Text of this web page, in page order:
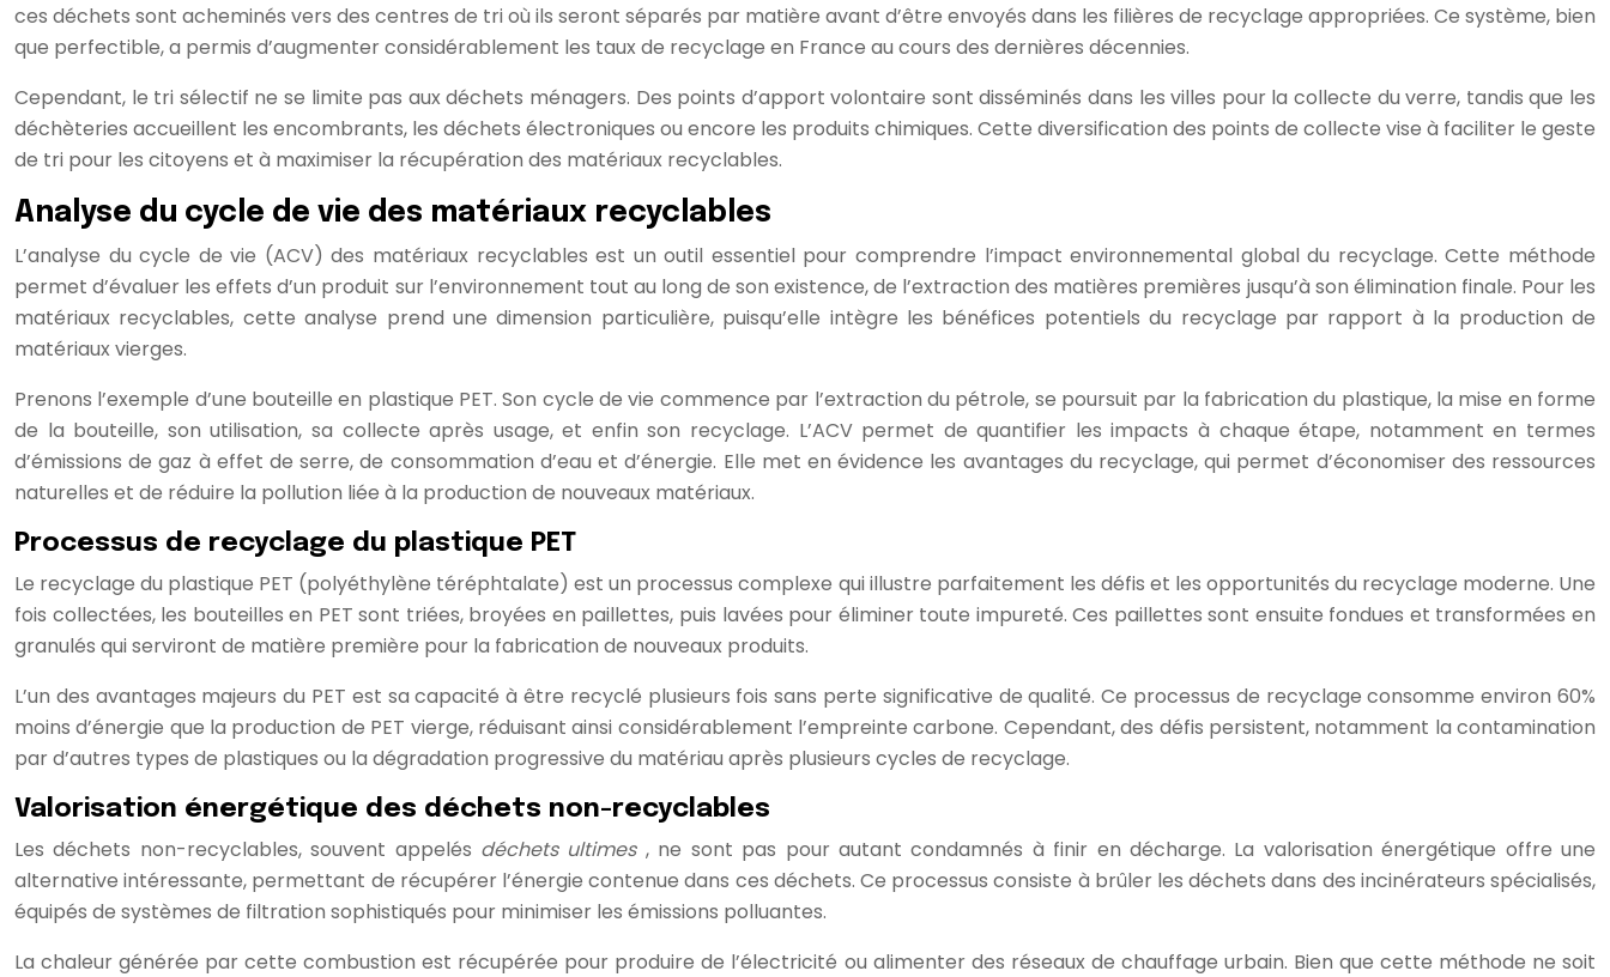
ces déchets sont acheminés vers des centres de tri où ils seront séparés par matière avant d’être envoyés dans les filières de recyclage appropriées. Ce système, bien
que perfectible, a permis d’augmenter considérablement les taux de recyclage en France au cours des dernières décennies.
Cependant, le tri sélectif ne se limite pas aux déchets ménagers. Des points d’apport volontaire sont disséminés dans les villes pour la collecte du verre, tandis que les
déchèteries accueillent les encombrants, les déchets électroniques ou encore les produits chimiques. Cette diversification des points de collecte vise à faciliter le geste
de tri pour les citoyens et à maximiser la récupération des matériaux recyclables.
Analyse du cycle de vie des matériaux recyclables
L’analyse du cycle de vie (ACV) des matériaux recyclables est un outil essentiel pour comprendre l’impact environnemental global du recyclage. Cette méthode
permet d’évaluer les effets d’un produit sur l’environnement tout au long de son existence, de l’extraction des matières premières jusqu’à son élimination finale. Pour les
matériaux recyclables, cette analyse prend une dimension particulière, puisqu’elle intègre les bénéfices potentiels du recyclage par rapport à la production de
matériaux vierges.
Prenons l’exemple d’une bouteille en plastique PET. Son cycle de vie commence par l’extraction du pétrole, se poursuit par la fabrication du plastique, la mise en forme
de la bouteille, son utilisation, sa collecte après usage, et enfin son recyclage. L’ACV permet de quantifier les impacts à chaque étape, notamment en termes
d’émissions de gaz à effet de serre, de consommation d’eau et d’énergie. Elle met en évidence les avantages du recyclage, qui permet d’économiser des ressources
naturelles et de réduire la pollution liée à la production de nouveaux matériaux.
Processus de recyclage du plastique PET
Le recyclage du plastique PET (polyéthylène téréphtalate) est un processus complexe qui illustre parfaitement les défis et les opportunités du recyclage moderne. Une
fois collectées, les bouteilles en PET sont triées, broyées en paillettes, puis lavées pour éliminer toute impureté. Ces paillettes sont ensuite fondues et transformées en
granulés qui serviront de matière première pour la fabrication de nouveaux produits.
L’un des avantages majeurs du PET est sa capacité à être recyclé plusieurs fois sans perte significative de qualité. Ce processus de recyclage consomme environ 60%
moins d’énergie que la production de PET vierge, réduisant ainsi considérablement l’empreinte carbone. Cependant, des défis persistent, notamment la contamination
par d’autres types de plastiques ou la dégradation progressive du matériau après plusieurs cycles de recyclage.
Valorisation énergétique des déchets non-recyclables
Les déchets non-recyclables, souvent appelés déchets ultimes , ne sont pas pour autant condamnés à finir en décharge. La valorisation énergétique offre une
alternative intéressante, permettant de récupérer l’énergie contenue dans ces déchets. Ce processus consiste à brûler les déchets dans des incinérateurs spécialisés,
équipés de systèmes de filtration sophistiqués pour minimiser les émissions polluantes.
La chaleur générée par cette combustion est récupérée pour produire de l’électricité ou alimenter des réseaux de chauffage urbain. Bien que cette méthode ne soit